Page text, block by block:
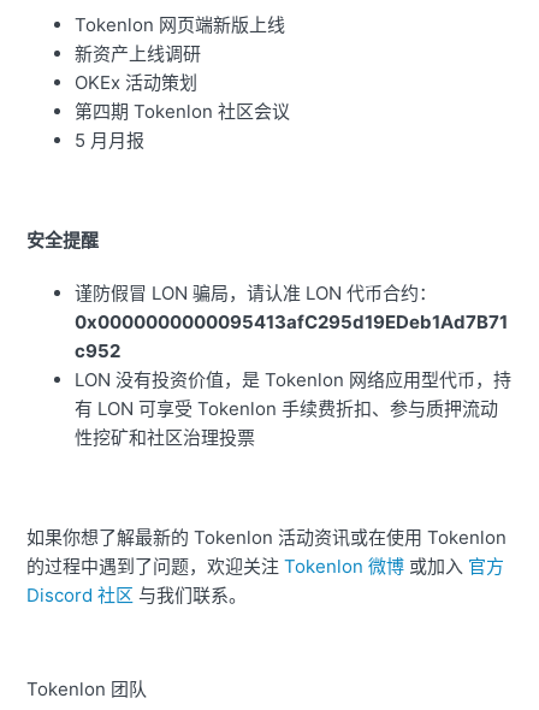
Tokenlon 网页端新版上线
新资产上线调研
OKEx 活动策划
第四期 Tokenlon 社区会议
5 月月报
安全提醒
谨防假冒 LON 骗局，请认准 LON 代币合约：
0x0000000000095413afC295d19EDeb1Ad7B71
c952
LON 没有投资价值，是 Tokenlon 网络应用型代币，持
有 LON 可享受 Tokenlon 手续费折扣、参与质押流动
性挖矿和社区治理投票
如果你想了解最新的 Tokenlon 活动资讯或在使用 Tokenlon
的过程中遇到了问题，欢迎关注Tokenlon 微博 或加入 官方
Discord 社区 与我们联系。
Tokenlon 团队